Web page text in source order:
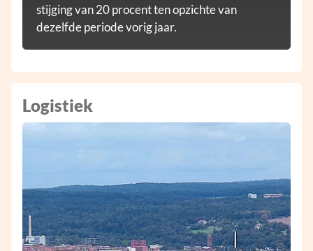
stijging van 20 procent ten opzichte van
dezelfde periode vorig jaar.
Logistiek